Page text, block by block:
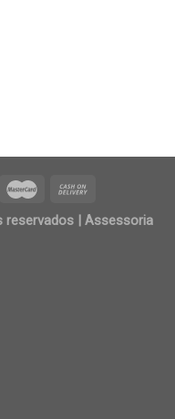
reservados | Assessoria